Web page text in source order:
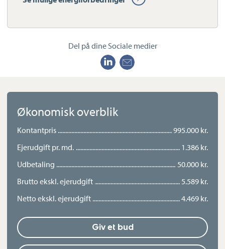
Barrit er en velfungerende by med et stærkt lokalsamfund, hvor
sammenhold og foreningsliv fylder meget. Her er skole til og
med 6. klasse samt daginstitution, hvor skolebussen stopper
LetKøb. Samtidig er der kort afstand til både skov og strand,
mens Vejle og Juelsminde ligger inden for overskuelig
køreafstand med endnu flere muligheder for arbejde, shopping
og fritid.
Her får du en bolig med sjæl, historie og en attraktiv
beliggenhed tæt på naturen – perfekt til dig, der ønsker noget
med karakter og udsigt.
Del på dine Sociale medier
Økonomisk overblik
Kontantpris
995.000 kr.
Ejerudgift pr. md.
1.386 kr.
Udbetaling
50.000 kr.
Brutto ekskl. ejerudgift
5.589 kr.
Netto ekskl. ejerudgift
4.469 kr.
Giv et bud